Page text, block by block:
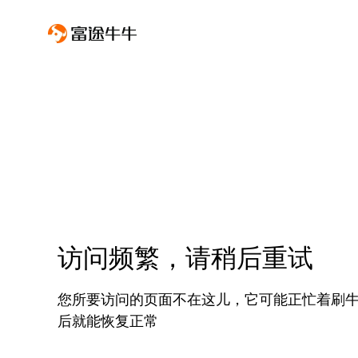
访问频繁，请稍后重试
您所要访问的页面不在这儿，它可能正忙着刷
后就能恢复正常